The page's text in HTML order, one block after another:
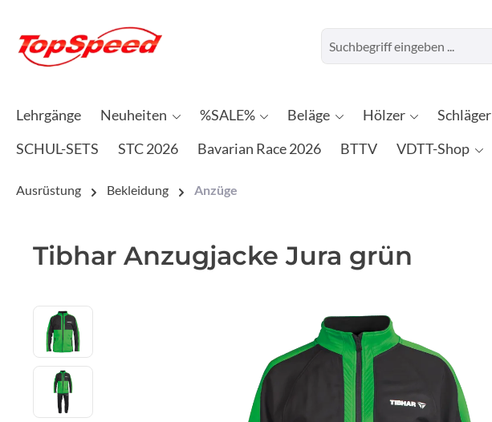
Lehrgänge Neuheiten %SALE% Beläge Hölzer Schläger
SCHUL-SETS
STC 2026 Bavarian Race 2026 BTTV VDTT-Shop
Ausrüstung Bekleidung Anzüge
Tibhar Anzugjacke Jura grün
Bildergalerie überspringen